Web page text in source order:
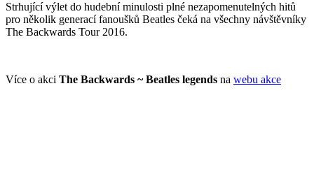
Strhující výlet do hudební minulosti plné nezapomenutelných hitů
pro několik generací fanoušků Beatles čeká na všechny návštěvníky
The Backwards Tour 2016.
Více o akci The Backwards ~ Beatles legends na webu akce